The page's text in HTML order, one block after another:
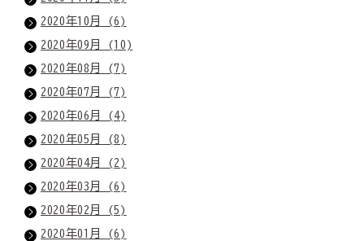
2020年10月 (6)
2020年09月 (10)
2020年08月 (7)
2020年07月 (7)
2020年06月 (4)
2020年05月 (8)
2020年04月 (2)
2020年03月 (6)
2020年02月 (5)
2020年01月 (6)